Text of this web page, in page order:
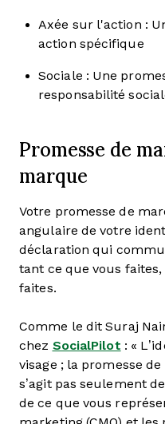
Axée sur l'action :
action spécifique
Sociale : Une
responsabilité
Promesse de
marque
Votre promesse de
angulaire de votre
déclaration qui
tant ce que vous
faites.
Comme le dit Suraj
chez SocialPilot : «
visage ; la promesse
s’agit pas seulement
de ce que vous